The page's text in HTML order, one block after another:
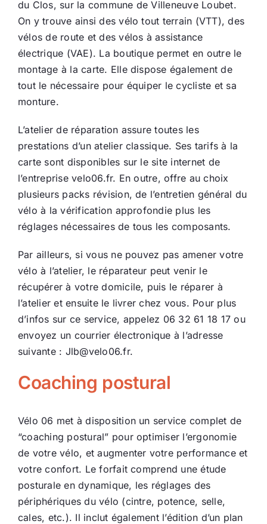
du Clos, sur la commune de Villeneuve Loubet.
On y trouve ainsi des vélo tout terrain (VTT), des
vélos de route et des vélos à assistance
électrique (VAE). La boutique permet en outre le
montage à la carte. Elle dispose également de
tout le nécessaire pour équiper le cycliste et sa
monture.
L’atelier de réparation assure toutes les
prestations d’un atelier classique. Ses tarifs à la
carte sont disponibles sur le site internet de
l’entreprise velo06.fr. En outre, offre au choix
plusieurs packs révision, de l’entretien général du
vélo à la vérification approfondie plus les
réglages nécessaires de tous les composants.
Par ailleurs, si vous ne pouvez pas amener votre
vélo à l’atelier, le réparateur peut venir le
récupérer à votre domicile, puis le réparer à
l’atelier et ensuite le livrer chez vous. Pour plus
d’infos sur ce service, appelez 06 32 61 18 17 ou
envoyez un courrier électronique à l’adresse
suivante : Jlb@velo06.fr.
Coaching postural
Vélo 06 met à disposition un service complet de
“coaching postural” pour optimiser l’ergonomie
de votre vélo, et augmenter votre performance et
votre confort. Le forfait comprend une étude
posturale en dynamique, les réglages des
périphériques du vélo (cintre, potence, selle,
cales, etc.). Il inclut également l’édition d’un plan